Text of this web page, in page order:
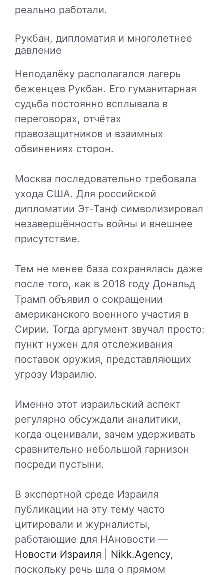
реально работали.
Рукбан, дипломатия и многолетнее
давление
Неподалёку располагался лагерь
беженцев Рукбан. Его гуманитарная
судьба постоянно всплывала в
переговорах, отчётах
правозащитников и взаимных
обвинениях сторон.
Москва последовательно требовала
ухода США. Для российской
дипломатии Эт-Танф символизировал
незавершённость войны и внешнее
присутствие.
Тем не менее база сохранялась даже
после того, как в 2018 году Дональд
Трамп объявил о сокращении
американского военного участия в
Сирии. Тогда аргумент звучал просто:
пункт нужен для отслеживания
поставок оружия, представляющих
угрозу Израилю.
Именно этот израильский аспект
регулярно обсуждали аналитики,
когда оценивали, зачем удерживать
сравнительно небольшой гарнизон
посреди пустыни.
В экспертной среде Израиля
публикации на эту тему часто
цитировали и журналисты,
работающие для НАновости —
Новости Израиля | Nikk.Agency,
поскольку речь шла о прямом